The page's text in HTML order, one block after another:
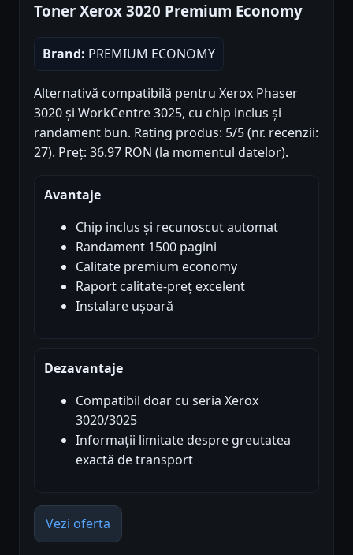
Toner Xerox 3020 Premium Economy
Brand: PREMIUM ECONOMY
Alternativă compatibilă pentru Xerox Phaser
3020 și WorkCentre 3025, cu chip inclus și
randament bun. Rating produs: 5/5 (nr. recenzii:
27). Preț: 36.97 RON (la momentul datelor).
Avantaje
Chip inclus și recunoscut automat
Randament 1500 pagini
Calitate premium economy
Raport calitate-preț excelent
Instalare ușoară
Dezavantaje
Compatibil doar cu seria Xerox
3020/3025
Informații limitate despre greutatea
exactă de transport
Vezi oferta